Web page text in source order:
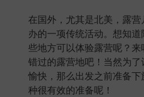
在国外，尤其是北美，露
办的一项传统活动。想知
些地方可以体验露营呢？
错过的露营地吧！当然为
愉快，那么出发之前准备
种很有效的准备呢！